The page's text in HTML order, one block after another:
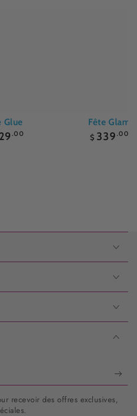
Glue
.00
Fête Glam
Prix
$ 339 .00
recevoir des offres exclusives,